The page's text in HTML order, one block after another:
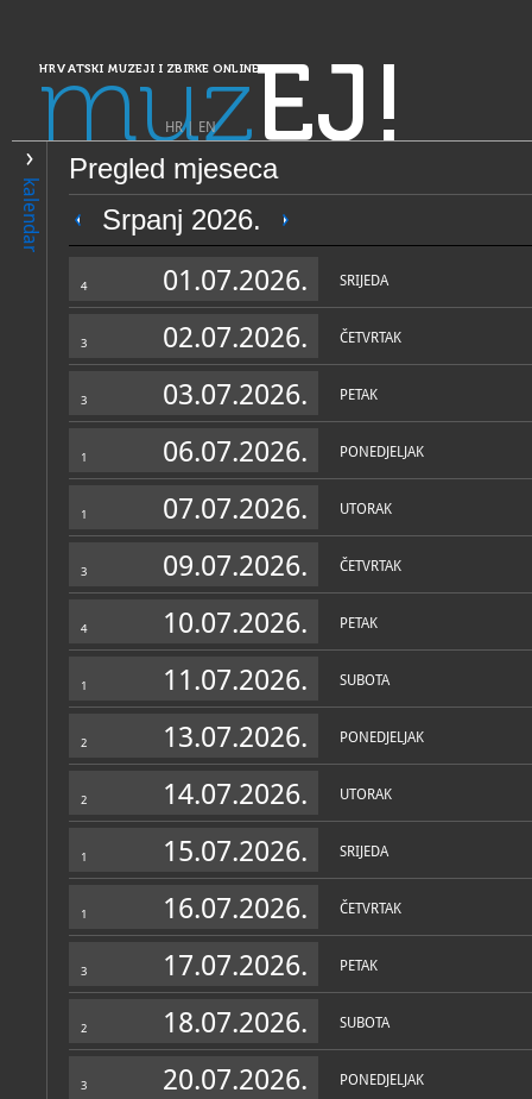
HRVATSKI MUZEJI I ZBIRKE ONLINE
muzEJ!
HR| EN
kalendar
Pregled mjeseca
Srpanj 2026.
4 01.07.2026. SRIJEDA
3 02.07.2026. ČETVRTAK
3 03.07.2026. PETAK
1 06.07.2026. PONEDJELJAK
1 07.07.2026. UTORAK
3 09.07.2026. ČETVRTAK
4 10.07.2026. PETAK
1 11.07.2026. SUBOTA
2 13.07.2026. PONEDJELJAK
2 14.07.2026. UTORAK
1 15.07.2026. SRIJEDA
1 16.07.2026. ČETVRTAK
3 17.07.2026. PETAK
2 18.07.2026. SUBOTA
3 20.07.2026. PONEDJELJAK
PRETRAŽIVANJE
Dalmacija
Muzej crvene povijesti
OPĆI PODACI
Muzej
javnih i privatnih muzeja
Smješten je u prostoru
istraživanjem i
koja čini najveći dio
prodaje ulaznica i
europskih projekata.
Zbirke
OSTALE ZBIRKE
Skupna zbirka